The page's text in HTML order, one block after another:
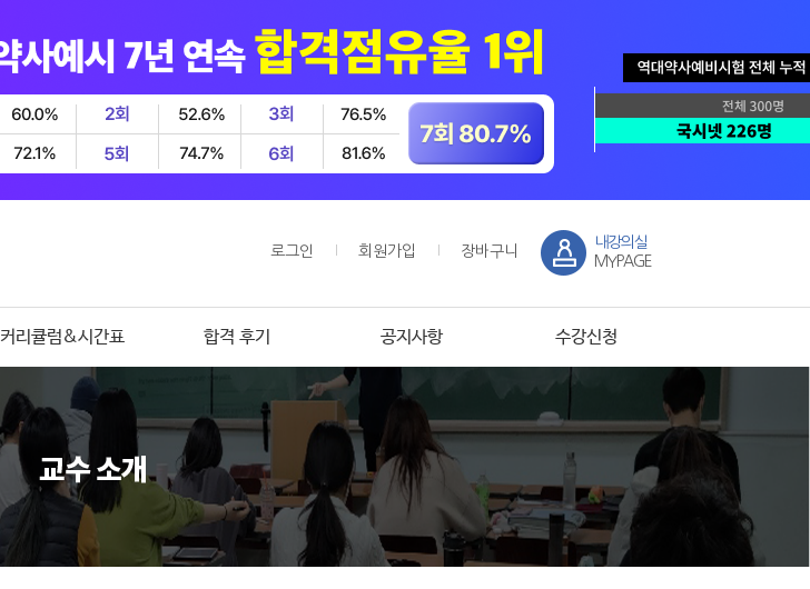
로그인 회원가입 장바구니
내강의실
MYPAGE
커리큘럼&시간표 합격 후기 공지사항 수강신청